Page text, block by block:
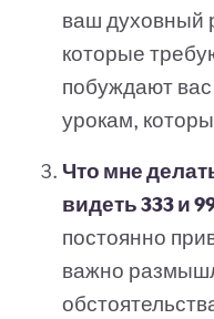
ваш духовный
которые
побуждают
урокам,
Что мне
видеть 333 и
постоянно
важно